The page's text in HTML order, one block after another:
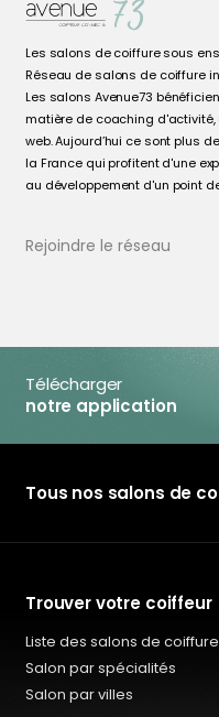
Coiffeur Climatisé à Niort
Coiffeur Climatisé à
Coiffeur Climatisé à
Coiffeur Climatisé à
Coiffeur Climatisé à Rezé
Coiffeur Climatisé à
Coiffeur Climatisé à
Coiffeur Climatisé en
Coiffeur Climatisé en
Coiffeur Climatisé en
Coiffeur Climatisé en
Coiffeur Climatisé en
Les salons de coiffure sous
Réseau de salons de coiffure
Les salons Avenue73
matière de coaching
web. Aujourd’hui ce sont plus
la France qui profitent d'une
au développement d'un point
Rejoindre le réseau
Télécharger
notre application
Tous nos salons de
Trouver votre coiffeur
Liste des salons de coiffure
Salon par spécialités
Salon par villes